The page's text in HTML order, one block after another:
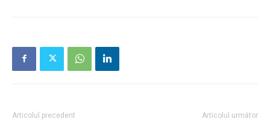
Articolul precedent Articolul următor